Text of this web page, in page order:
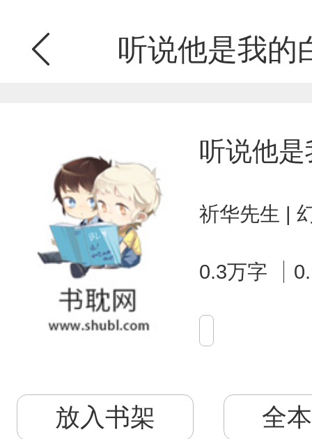
听说他是我的
听说他
祈华先生 |
0.3万字
放入书架 全